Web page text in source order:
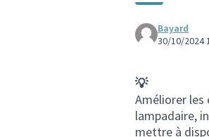
Bayard
30/10/2024
💡
Améliorer les
lampadaire,
mettre à